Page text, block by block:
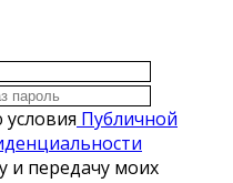
Публичной
и передачу моих